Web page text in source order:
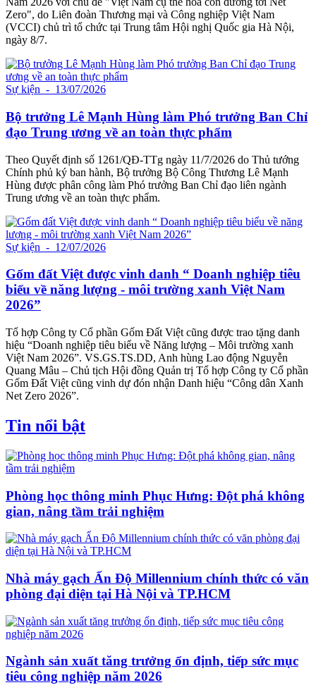
Zero", do Liên đoàn Thương mại và Công nghiệp Việt Nam
(VCCI) chủ trì tổ chức tại Trung tâm Hội nghị Quốc gia Hà Nội,
ngày 8/7.
Sự kiện - 13/07/2026
Bộ trưởng Lê Mạnh Hùng làm Phó trưởng Ban Chỉ
đạo Trung ương về an toàn thực phẩm
Theo Quyết định số 1261/QĐ-TTg ngày 11/7/2026 do Thủ tướng
Chính phủ ký ban hành, Bộ trưởng Bộ Công Thương Lê Mạnh
Hùng được phân công làm Phó trưởng Ban Chỉ đạo liên ngành
Trung ương về an toàn thực phẩm.
Sự kiện - 12/07/2026
Gốm đất Việt được vinh danh “ Doanh nghiệp tiêu
biểu về năng lượng - môi trường xanh Việt Nam
2026”
Tổ hợp Công ty Cổ phần Gốm Đất Việt cũng được trao tặng danh
hiệu “Doanh nghiệp tiêu biểu về Năng lượng – Môi trường xanh
Việt Nam 2026”. VS.GS.TS.DD, Anh hùng Lao động Nguyễn
Quang Mâu – Chủ tịch Hội đồng Quản trị Tổ hợp Công ty Cổ phần
Gốm Đất Việt cũng vinh dự đón nhận Danh hiệu “Công dân Xanh
Net Zero 2026”.
Tin nổi bật
Phòng học thông minh Phục Hưng: Đột phá không
gian, nâng tầm trải nghiệm
Nhà máy gạch Ấn Độ Millennium chính thức có văn
phòng đại diện tại Hà Nội và TP.HCM
Ngành sản xuất tăng trưởng ổn định, tiếp sức mục
tiêu công nghiệp năm 2026